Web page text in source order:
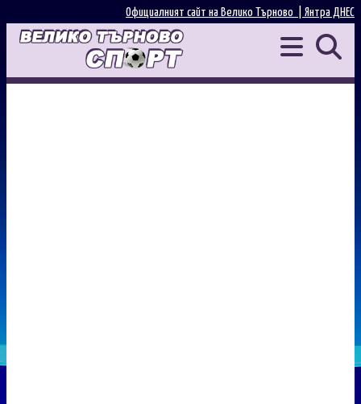
Янтра ДНЕС
Официалният сайт на Велико Търново |